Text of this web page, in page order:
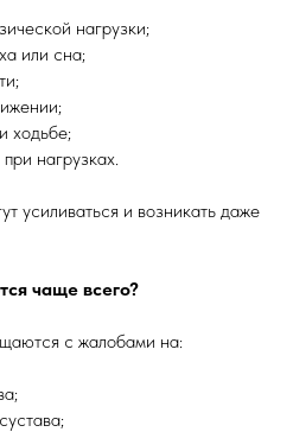
нагрузки;
или сна;
ходьбе;
нагрузках.
усиливаться и возникать даже
чаще всего?
с жалобами на: